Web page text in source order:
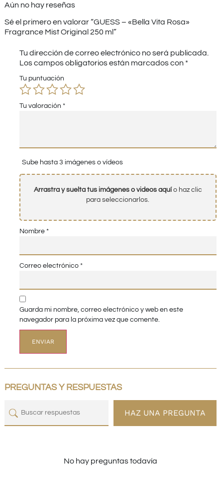
Aún no hay reseñas
Sé el primero en valorar “GUESS – «Bella Vita Rosa»
Fragrance Mist Original 250 ml”
Tu dirección de correo electrónico no será publicada.
Los campos obligatorios están marcados con *
Tu puntuación
Tu valoración *
Sube hasta 3 imágenes o vídeos
Arrastra y suelta tus imágenes o videos aquío haz clic
para seleccionarlos.
Nombre *
Correo electrónico *
Guarda mi nombre, correo electrónico y web en este
navegador para la próxima vez que comente.
PREGUNTAS Y RESPUESTAS
HAZ UNA PREGUNTA
No hay preguntas todavía